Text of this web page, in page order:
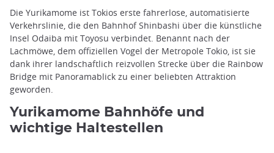
Die Yurikamome ist Tokios erste fahrerlose, automatisierte
Verkehrslinie, die den Bahnhof Shinbashi über die künstliche
Insel Odaiba mit Toyosu verbindet. Benannt nach der
Lachmöwe, dem offiziellen Vogel der Metropole Tokio, ist sie
dank ihrer landschaftlich reizvollen Strecke über die Rainbow
Bridge mit Panoramablick zu einer beliebten Attraktion
geworden.
Yurikamome Bahnhöfe und
wichtige Haltestellen